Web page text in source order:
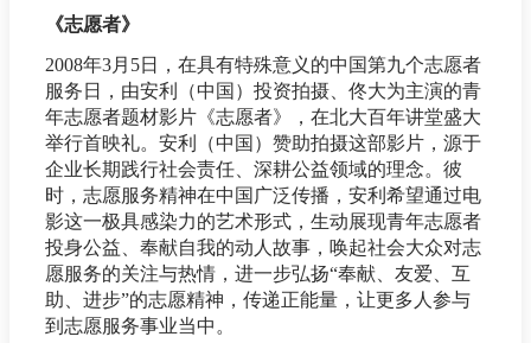
《志愿者》
2008年3月5日，在具有特殊意义的中国第九个志愿者
服务日，由安利（中国）投资拍摄、佟大为主演的青
年志愿者题材影片《志愿者》，在北大百年讲堂盛大
举行首映礼。安利（中国）赞助拍摄这部影片，源于
企业长期践行社会责任、深耕公益领域的理念。彼
时，志愿服务精神在中国广泛传播，安利希望通过电
影这一极具感染力的艺术形式，生动展现青年志愿者
投身公益、奉献自我的动人故事，唤起社会大众对志
愿服务的关注与热情，进一步弘扬“奉献、友爱、互
助、进步”的志愿精神，传递正能量，让更多人参与
到志愿服务事业当中。